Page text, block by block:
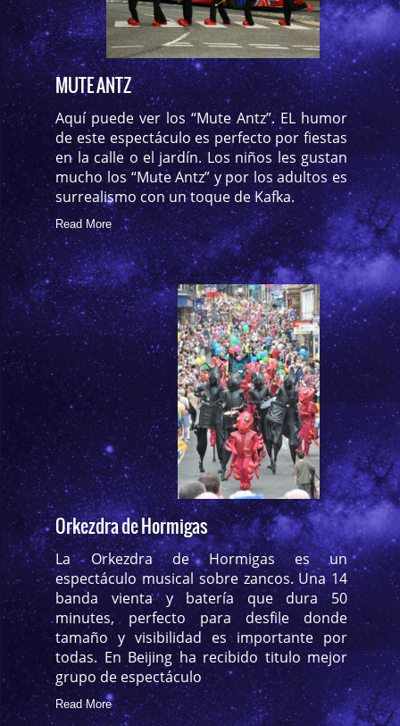
MUTE ANTZ
Aquí puede ver los “Mute Antz”. EL humor
de este espectáculo es perfecto por fiestas
en la calle o el jardín. Los niños les gustan
mucho los “Mute Antz” y por los adultos es
surrealismo con un toque de Kafka.
Read More
Orkezdra de Hormigas
La Orkezdra de Hormigas es un
espectáculo musical sobre zancos. Una 14
banda vienta y batería que dura 50
minutes, perfecto para desfile donde
tamaño y visibilidad es importante por
todas. En Beijing ha recibido titulo mejor
grupo de espectáculo
Read More